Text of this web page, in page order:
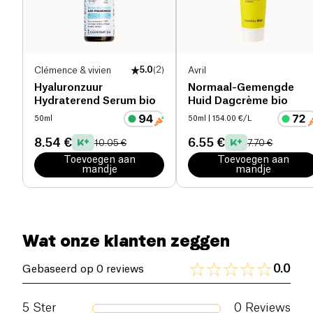
Clémence & vivien 5.0(2)
Hyaluronzuur
Hydraterend Serum bio
50ml
8.54 € 10.05 €
Toevoegen aan
mandje
Avril
Normaal-Gemengde
Huid Dagcrème bio
50ml | 154.00 €/L
6.55 € 7.70 €
Toevoegen aan
mandje
onzuiverheden op te lossen. Spoel daarna af met
warm water of verwijder met een vochtige doek. Bij
dagelijks gebruik verandert de Skin and Out Balm
moment van plezier en welzijn, terwijl je verzekerd
bent van een perfect schone en gezonde huid.
Wat onze klanten zeggen
Gebaseerd op 0 reviews 0.0
5 Ster 0 Reviews